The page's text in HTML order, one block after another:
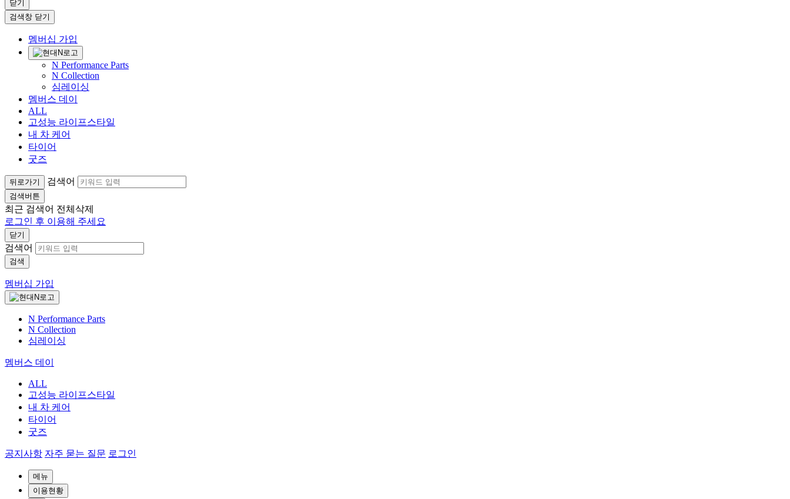
닫기
검색창 닫기
멤버십 가입
N Performance Parts
N Collection
심레이싱
멤버스 데이
ALL
고성능 라이프스타일
내 차 케어
타이어
굿즈
뒤로가기 검색어
검색버튼
최근 검색어 전체삭제
로그인 후 이용해 주세요
닫기
검색어
검색
멤버십 가입
N Performance Parts
N Collection
심레이싱
멤버스 데이
ALL
고성능 라이프스타일
내 차 케어
타이어
굿즈
공지사항 자주 묻는 질문 로그인
메뉴
이용현황